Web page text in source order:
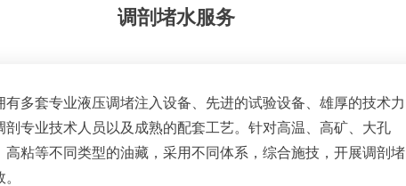
调剖堵水服务
有多套专业液压调堵注入设备、先进的试验设备、雄厚的技术力
剖专业技术人员以及成熟的配套工艺。针对高温、高矿、大孔
高粘等不同类型的油藏，采用不同体系，综合施技，开展调剖堵